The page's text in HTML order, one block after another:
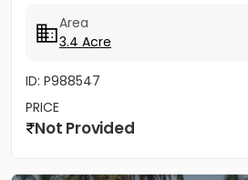
Area
3.4 Acre
ID: P988547
PRICE
Not Provided